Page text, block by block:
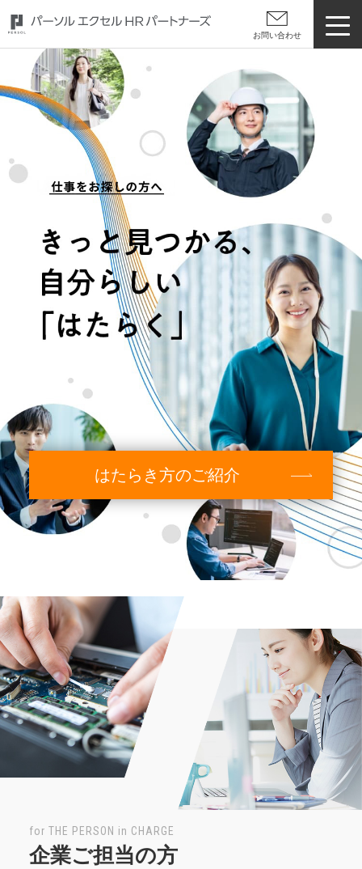
お問い合わせ
はたらき方のご紹介
for THE PERSON in CHARGE
企業ご担当の方